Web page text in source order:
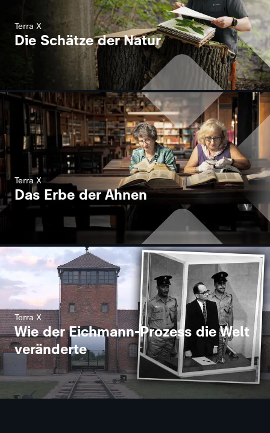
Terra X
Die Schätze der Natur
Terra X
Das Erbe der Ahnen
Terra X
Wie der Eichmann-Prozess die Welt
veränderte